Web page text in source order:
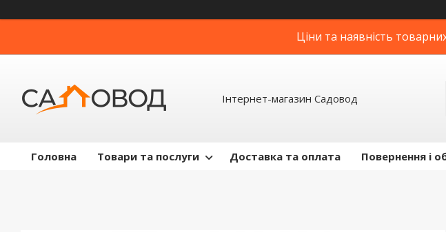
Ціни та наявність
Інтернет-магазин Садовод
Головна Товари та послуги Доставка та оплата Повернення і